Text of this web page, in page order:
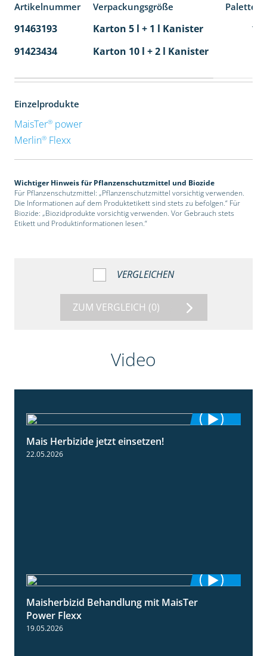
Artikelnummer Verpackungsgröße
91463193 Karton 5 l + 1 l Kanister
115
91423434
Karton 10 l + 2 l Kanister
Einzelprodukte
MaisTer®power
Merlin®Flexx
Wichtiger Hinweis für Pflanzenschutzmittel und Biozide
Für Pflanzenschutzmittel: „Pflanzenschutzmittel vorsichtig verwenden.
Die Informationen auf dem Produktetikett sind stets zu befolgen.“ Für
Biozide: „Biozidprodukte vorsichtig verwenden. Vor Gebrauch stets
Etikett und Produktinformationen lesen.“
VERGLEICHEN
ZUM VERGLEICH (0)
Video
Mais Herbizide jetzt einsetzen!
22.05.2026
Maisherbizid Behandlung mit MaisTer
Power Flexx
19.05.2026